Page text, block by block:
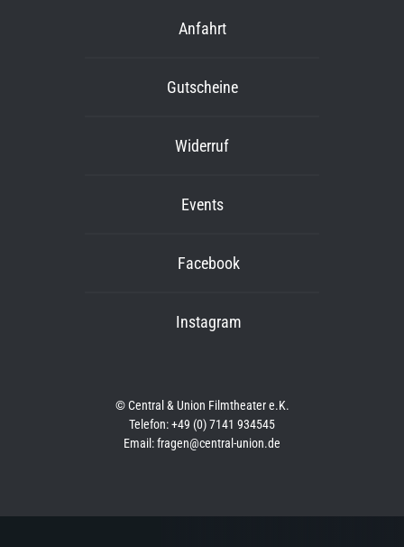
Anfahrt
Gutscheine
Widerruf
Events
Facebook
Instagram
© Central & Union Filmtheater e.K.
Telefon: +49 (0) 7141 934545
Email: fragen@central-union.de